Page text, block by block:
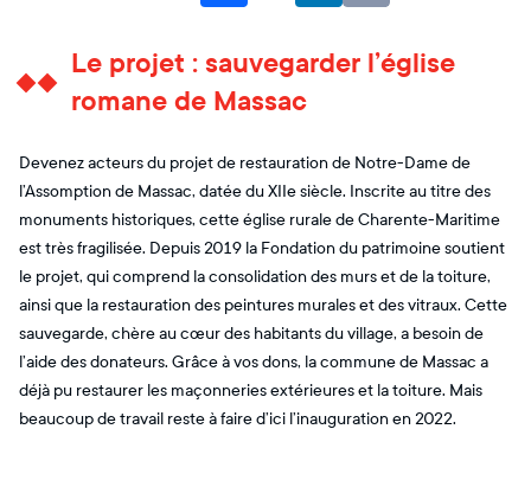
Le projet : sauvegarder l’église
romane de Massac
Devenez acteurs du projet de restauration de Notre-Dame de
l’Assomption de Massac, datée du XIIe siècle. Inscrite au titre des
monuments historiques, cette église rurale de Charente-Maritime
est très fragilisée. Depuis 2019 la Fondation du patrimoine soutient
le projet, qui comprend la consolidation des murs et de la toiture,
ainsi que la restauration des peintures murales et des vitraux. Cette
sauvegarde, chère au cœur des habitants du village, a besoin de
l’aide des donateurs. Grâce à vos dons, la commune de Massac a
déjà pu restaurer les maçonneries extérieures et la toiture. Mais
beaucoup de travail reste à faire d’ici l’inauguration en 2022.